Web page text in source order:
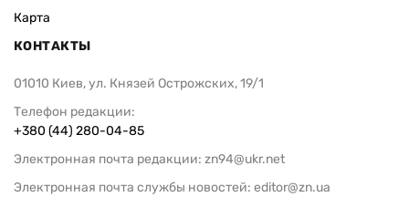
Карта
КОНТАКТЫ
01010 Киев, ул. Князей Острожских, 19/1
Телефон редакции:
+380 (44) 280-04-85
Электронная почта редакции: zn94@ukr.net
Электронная почта службы новостей: editor@zn.ua